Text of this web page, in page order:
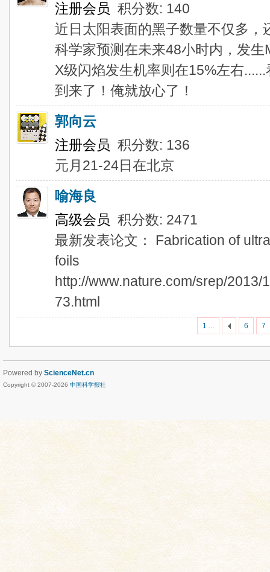
注册会员 积分数: 140
近日太阳表面的黑子数量不仅多
科学家预测在未来48小时内，发
X级闪焰发生机率则在15%左右
到来了！俺就放心了！
郭向云
注册会员 积分数: 136
元月21-24日在北京
喻海良
高级会员 积分数: 2471
最新发表论文： Fabrication of
foils
http://www.nature.com/srep/
73.html
1 ... 6 7
Powered by ScienceNet.cn
Copyright © 2007-2026 中国科学报社